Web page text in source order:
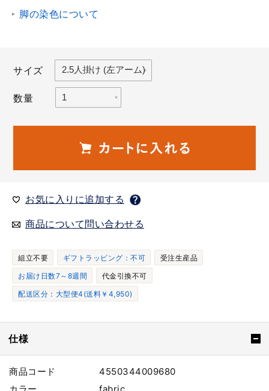
脚の染色について
サイズ
数量
お気に入りに追加する
商品について問い合わせる
組立不要 ギフトラッピング：不可
受注生産品
お届け日数7～8週間
代金引換不可
配送区分：大型便4(送料￥4,950)
仕様
商品コード
4550344009680
カラー
fabric